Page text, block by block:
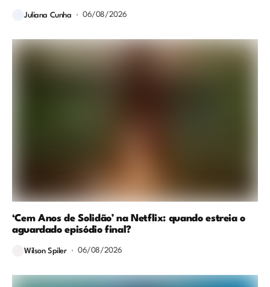
Juliana Cunha 06/08/2026
‘Cem Anos de Solidão’ na Netflix: quando estreia o
aguardado episódio final?
Wilson Spiler 06/08/2026